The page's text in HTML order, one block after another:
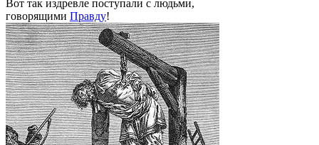
Вот так издревле поступали с людьми,
говорящими Правду!